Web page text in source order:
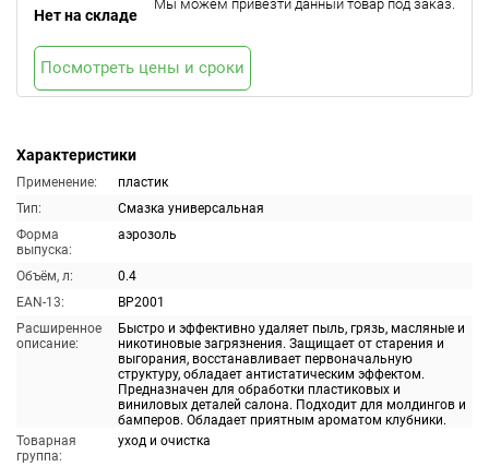
Характеристики
Применение:
пластик
Тип:
Смазка универсальная
Форма
выпуска:
аэрозоль
Объём, л:
0.4
EAN-13:
BP2001
Расширенное
описание:
Быстро и эффективно удаляет пыль, грязь, масляные и
никотиновые загрязнения. Защищает от старения и
выгорания, восстанавливает первоначальную
структуру, обладает антистатическим эффектом.
Предназначен для обработки пластиковых и
виниловых деталей салона. Подходит для молдингов и
бамперов. Обладает приятным ароматом клубники.
Товарная
группа:
уход и очистка
Нет на складе
Мы можем привезти данный товар под заказ.
Посмотреть цены и сроки